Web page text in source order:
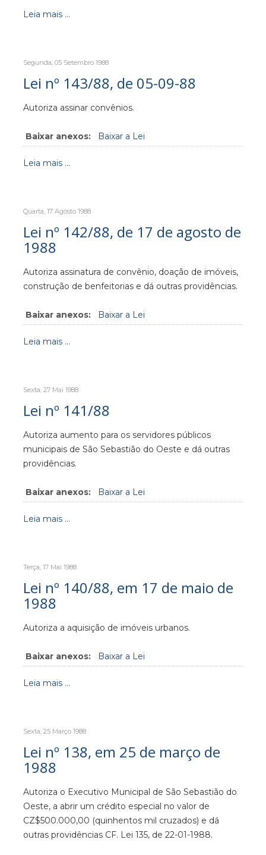
Leia mais ...
Segunda, 05 Setembro 1988
Lei nº 143/88, de 05-09-88
Autoriza assinar convênios.
Baixar anexos: Baixar a Lei
Leia mais ...
Quarta, 17 Agosto 1988
Lei nº 142/88, de 17 de agosto de
1988
Autoriza assinatura de convênio, doação de imóveis,
construção de benfeitorias e dá outras providências.
Baixar anexos: Baixar a Lei
Leia mais ...
Sexta, 27 Mai 1988
Lei nº 141/88
Autoriza aumento para os servidores públicos
municipais de São Sebastião do Oeste e dá outras
providências.
Baixar anexos: Baixar a Lei
Leia mais ...
Terça, 17 Mai 1988
Lei nº 140/88, em 17 de maio de
1988
Autoriza a aquisição de imóveis urbanos.
Baixar anexos: Baixar a Lei
Leia mais ...
Sexta, 25 Março 1988
Lei nº 138, em 25 de março de
1988
Autoriza o Executivo Municipal de São Sebastião do
Oeste, a abrir um crédito especial no valor de
CZ$500.000,00 (quinhentos mil cruzados) e dá
outras providências CF. Lei 135, de 22-01-1988.